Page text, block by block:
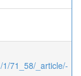
71_58/_article/-